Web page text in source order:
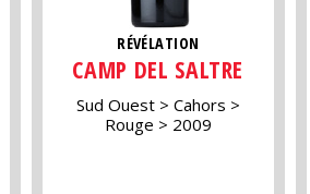
RÉVÉLATION
CAMP DEL SALTRE
Sud Ouest
Cahors
Rouge
2009